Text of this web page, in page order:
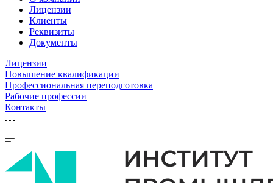
Лицензии
Клиенты
Реквизиты
Документы
Лицензии
Повышение квалификации
Профессиональная переподготовка
Рабочие профессии
Контакты